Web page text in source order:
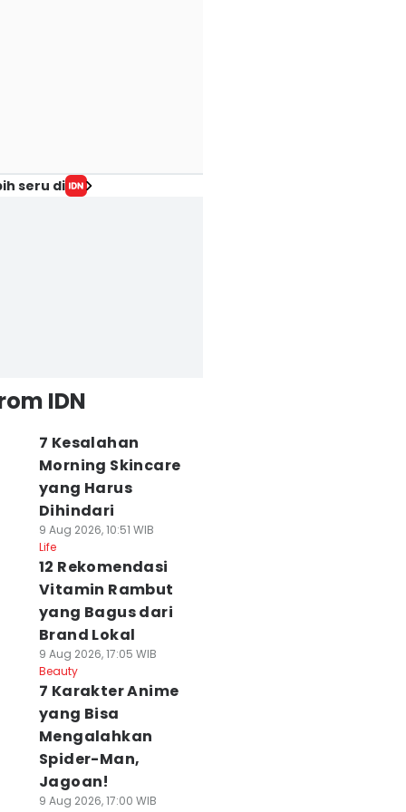
seru di
IDN
7 Kesalahan
Morning Skincare
yang Harus
Dihindari
9 Aug 2026, 10:51 WIB
Life
12 Rekomendasi
Vitamin Rambut
yang Bagus dari
Brand Lokal
9 Aug 2026, 17:05 WIB
Beauty
7 Karakter Anime
yang Bisa
Mengalahkan
Spider-Man,
Jagoan!
9 Aug 2026, 17:00 WIB